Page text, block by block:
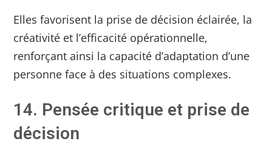
Elles favorisent la prise de décision éclairée, la
créativité et l’efficacité opérationnelle,
renforçant ainsi la capacité d’adaptation d’une
personne face à des situations complexes.
14. Pensée critique et prise de
décision